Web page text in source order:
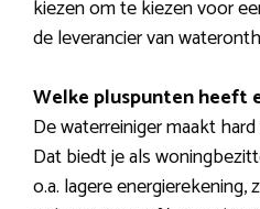
kiezen om te kiezen voor
de leverancier van
Welke pluspunten heeft
De waterreiniger maakt
Dat biedt je als
o.a. lagere energierekening,